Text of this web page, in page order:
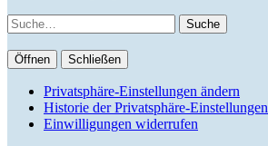
Suche
Öffnen Schließen
Privatsphäre-Einstellungen ändern
Historie der Privatsphäre-Einstellungen
Einwilligungen widerrufen